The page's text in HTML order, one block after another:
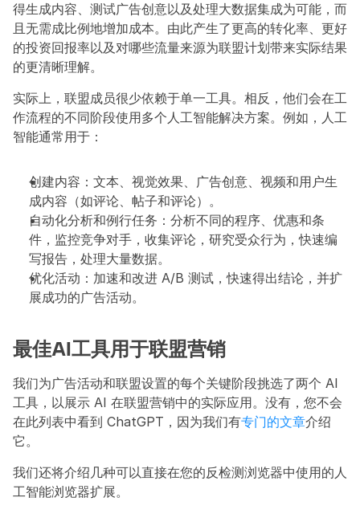
得生成内容、测试广告创意以及处理大数据集成为可能，而
且无需成比例地增加成本。由此产生了更高的转化率、更好
的投资回报率以及对哪些流量来源为联盟计划带来实际结果
的更清晰理解。
实际上，联盟成员很少依赖于单一工具。相反，他们会在工
作流程的不同阶段使用多个人工智能解决方案。例如，人工
智能通常用于：
创建内容：文本、视觉效果、广告创意、视频和用户生
成内容（如评论、帖子和评论）。
自动化分析和例行任务：分析不同的程序、优惠和条
件，监控竞争对手，收集评论，研究受众行为，快速编
写报告，处理大量数据。
优化活动：加速和改进 A/B 测试，快速得出结论，并扩
展成功的广告活动。
最佳AI工具用于联盟营销
我们为广告活动和联盟设置的每个关键阶段挑选了两个 AI
工具，以展示 AI 在联盟营销中的实际应用。没有，您不会
在此列表中看到 ChatGPT，因为我们有专门的文章介绍
它。
我们还将介绍几种可以直接在您的反检测浏览器中使用的人
工智能浏览器扩展。